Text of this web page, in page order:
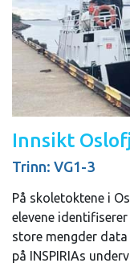
Innsikt
Trinn: VG1-3
På skoletoktene i
elevene
store mengder
på INSPIRIAs